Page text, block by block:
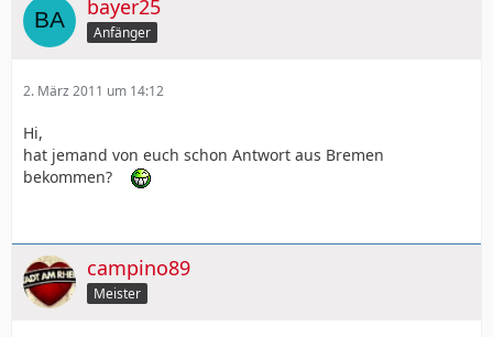
bayer25
Anfänger
2. März 2011 um 14:12
Hi,
hat jemand von euch schon Antwort aus Bremen
bekommen?
campino89
Meister